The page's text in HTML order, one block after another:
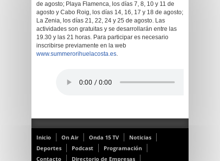
de agosto; Playa Flamenca, los días 7, 8, 10 y 11 de
agosto y Cabo Roig, los días 14, 16, 17 y 18 de agosto;
La Zenia, los días 21, 22, 24 y 25 de agosto. Las
actividades son gratuitas y se desarrollarán entre las
19.30 y las 21 horas. Para participar es necesario
inscribirse previamente en la web
www.summerorihuelacosta.es.
Inicio On Air Onda 15 TV
Noticias
Deportes
Podcast
Programación
Contacto
Directorio de Empresas